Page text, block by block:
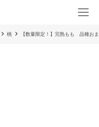
桃 【数量限定！】完熟もも 品種お